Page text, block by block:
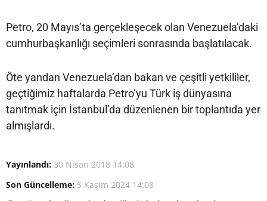
Petro, 20 Mayıs’ta gerçekleşecek olan Venezuela’daki
cumhurbaşkanlığı seçimleri sonrasında başlatılacak.
Öte yandan Venezuela’dan bakan ve çeşitli yetkililer,
geçtiğimiz haftalarda Petro’yu Türk iş dünyasına
tanıtmak için İstanbul’da düzenlenen bir toplantıda yer
almışlardı.
Yayınlandı: 30 Nisan 2018 14:08
Son Güncelleme: 5 Kasım 2024 14:08